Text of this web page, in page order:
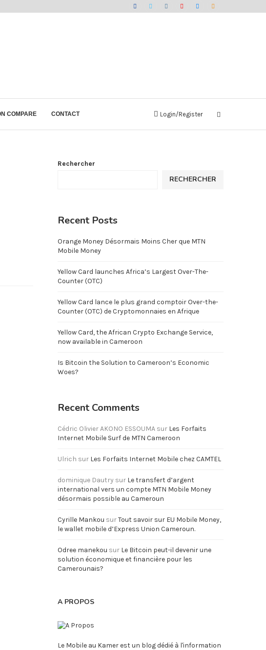
COMPARE CONTACT Login/Register
Rechercher
RECHERCHER
Recent Posts
Orange Money Désormais Moins Cher que MTN
Mobile Money
Yellow Card launches Africa’s Largest Over-The-
Counter (OTC)
Yellow Card lance le plus grand comptoir Over-the-
Counter (OTC) de Cryptomonnaies en Afrique
Yellow Card, the African Crypto Exchange Service,
now available in Cameroon
Is Bitcoin the Solution to Cameroon’s Economic
Woes?
Recent Comments
Cédric Olivier AKONO ESSOUMA sur Les Forfaits
Internet Mobile Surf de MTN Cameroon
Ulrich sur Les Forfaits Internet Mobile chez CAMTEL
dominique Dautry sur Le transfert d’argent
international vers un compte MTN Mobile Money
désormais possible au Cameroun
Cyrille Mankou surTout savoir sur EU Mobile Money,
le wallet mobile d’Express Union Cameroun.
Odree manekou sur Le Bitcoin peut-il devenir une
solution économique et financière pour les
Camerounais?
A PROPOS
Le Mobile au Kamer est un blog dédié à l'information